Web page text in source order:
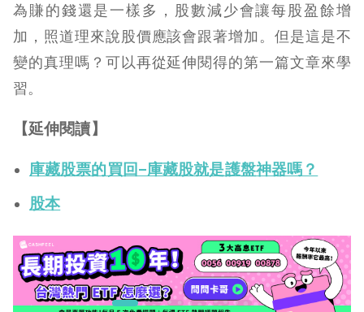
為賺的錢還是一樣多，股數減少會讓每股盈餘增
加，照道理來說股價應該會跟著增加。但是這是不
變的真理嗎？可以再從延伸閱得的第一篇文章來學
習。
【延伸閱讀】
庫藏股票的買回–庫藏股就是護盤神器嗎？
股本